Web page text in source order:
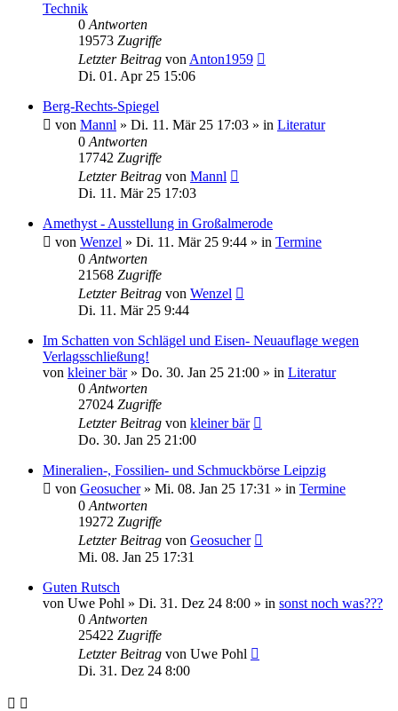
Technik
0 Antworten
19573 Zugriffe
Letzter Beitrag von Anton1959
Di. 01. Apr 25 15:06
Berg-Rechts-Spiegel
von Mannl » Di. 11. Mär 25 17:03 » in Literatur
0 Antworten
17742 Zugriffe
Letzter Beitrag von Mannl
Di. 11. Mär 25 17:03
Amethyst - Ausstellung in Großalmerode
von Wenzel » Di. 11. Mär 25 9:44 » in Termine
0 Antworten
21568 Zugriffe
Letzter Beitrag von Wenzel
Di. 11. Mär 25 9:44
Im Schatten von Schlägel und Eisen- Neuauflage wegen
Verlagsschließung!
von kleiner bär» Do. 30. Jan 25 21:00 » in Literatur
0 Antworten
27024 Zugriffe
Letzter Beitrag von kleiner bär
Do. 30. Jan 25 21:00
Mineralien-, Fossilien- und Schmuckbörse Leipzig
von Geosucher» Mi. 08. Jan 25 17:31 » in Termine
0 Antworten
19272 Zugriffe
Letzter Beitrag von Geosucher
Mi. 08. Jan 25 17:31
Guten Rutsch
von Uwe Pohl » Di. 31. Dez 24 8:00 » in sonst noch was???
0 Antworten
25422 Zugriffe
Letzter Beitrag von Uwe Pohl
Di. 31. Dez 24 8:00